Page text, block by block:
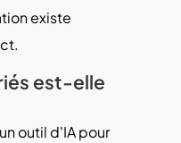
existe
est-elle
outil d'IA pour